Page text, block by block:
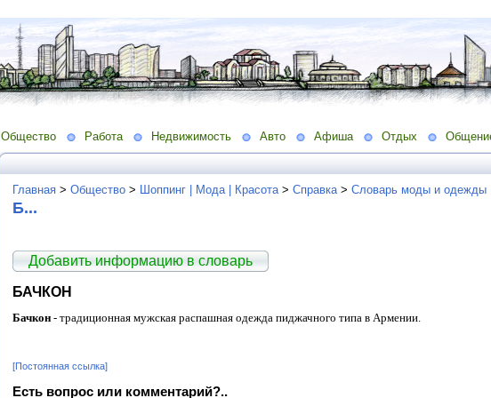
Общество Работа Недвижимость Авто Афиша Отдых
Главная > Общество > Шоппинг | Мода | Красота > Справка > Словарь моды и одежды
Б...
Добавить информацию в словарь
БАЧКОН
Бачкон - традиционная мужская распашная одежда пиджачного типа в Армении.
[Постоянная ссылка]
Есть вопрос или комментарий?..